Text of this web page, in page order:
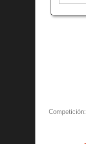
Competición: